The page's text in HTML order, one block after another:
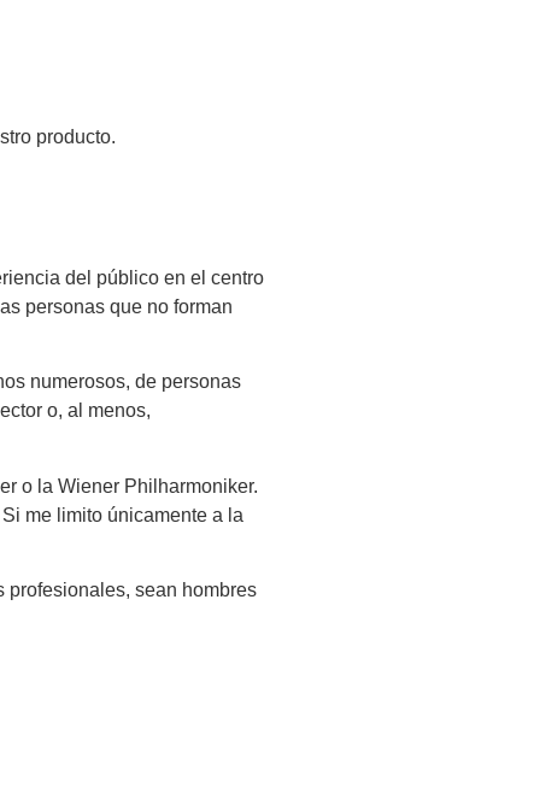
producto.
del público en el centro
personas que no forman
numerosos, de personas
o, al menos,
o la Wiener Philharmoniker.
me limito únicamente a la
profesionales, sean hombres